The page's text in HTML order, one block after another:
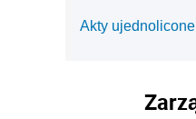
Akty ujednolicone